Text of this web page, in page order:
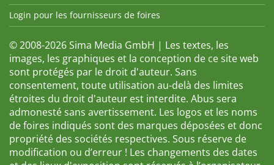
Login pour les fournisseurs de foires
© 2008-2026 Sima Media GmbH | Les textes, les
images, les graphiques et la conception de ce site web
sont protégés par le droit d'auteur. Sans
consentement, toute utilisation au-delà des limites
étroites du droit d'auteur est interdite. Abus sera
admonesté sans avertissement. Les logos et les noms
de foires indiqués sont des marques déposées et donc
propriété des sociétés respectives. Sous réserve de
modification ou d’erreur ! Les changements des dates